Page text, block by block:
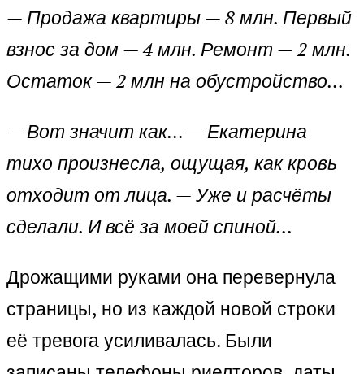
— Продажа квартиры — 8 млн. Первый
взнос за дом — 4 млн. Ремонт — 2 млн.
Остаток — 2 млн на обустройство…
— Вот значит как… — Екатерина
тихо произнесла, ощущая, как кровь
отходит от лица. — Уже и расчёты
сделали. И всё за моей спиной…
Дрожащими руками она перевернула
страницы, но из каждой новой строки
её тревога усиливалась. Были